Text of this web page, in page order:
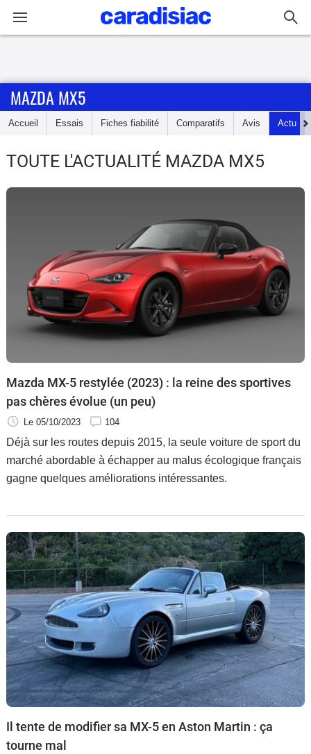
Accueil
Essais
Electriques
Utilitaires
Flottes
Services
Forum
Moto
Marques
MAZDA MX5
Accueil Essais Fiches fiabilité Comparatifs Avis Actu
TOUTE L'ACTUALITÉ MAZDA MX5
Mazda MX-5 restylée (2023) : la reine des sportives
pas chères évolue (un peu)
Le 05/10/2023 104
Déjà sur les routes depuis 2015, la seule voiture de sport du
marché abordable à échapper au malus écologique français
gagne quelques améliorations intéressantes.
Il tente de modifier sa MX-5 en Aston Martin : ça
tourne mal